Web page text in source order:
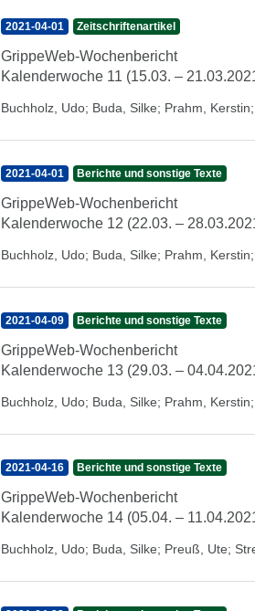
2021-04-01 Zeitschriftenartikel
GrippeWeb-Wochenbericht
Kalenderwoche 11 (15.03. –
Buchholz, Udo; Buda, Silke; Prahm, Kerstin;
2021-04-01 Berichte und sonstige Texte
GrippeWeb-Wochenbericht
Kalenderwoche 12 (22.03. –
Buchholz, Udo; Buda, Silke; Prahm, Kerstin;
2021-04-09 Berichte und sonstige Texte
GrippeWeb-Wochenbericht
Kalenderwoche 13 (29.03. –
Buchholz, Udo; Buda, Silke; Prahm, Kerstin;
2021-04-16 Berichte und sonstige Texte
GrippeWeb-Wochenbericht
Kalenderwoche 14 (05.04. –
Buchholz, Udo; Buda, Silke; Preuß, Ute;